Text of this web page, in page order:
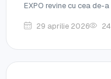
EXPO revine cu cea de-
29 aprilie 2026